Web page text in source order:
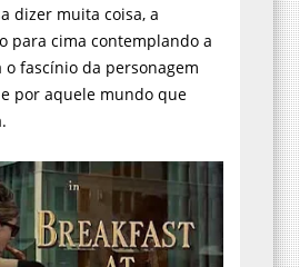
dizer muita coisa, a
para cima contemplando a
fascínio da personagem
por aquele mundo que